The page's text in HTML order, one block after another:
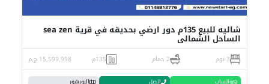
شاليه للبيع 135م دور ارضي بحديقه في قرية sea zen
الساحل الشمالي
3 نوم 2 حمام 135م 15,599,998 ج.م
واتساب اتصل البورشور